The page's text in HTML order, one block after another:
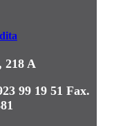
218 A
99 19 51 Fax.